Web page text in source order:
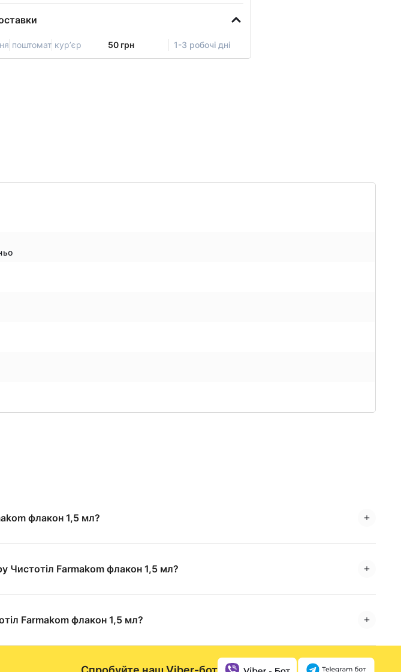
поштомат курʼєр 50 грн 1-3 робочі дні
флакон 1,5 мл?
Чистотіл Farmakom флакон 1,5 мл?
Farmakom флакон 1,5 мл?